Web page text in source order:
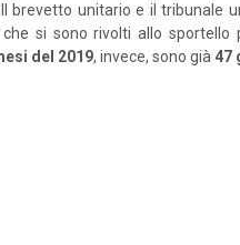
unitario e il tribunale
che si sono rivolti allo sportello
del 2019, invece, sono già 47